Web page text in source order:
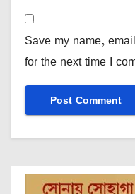
Save my name,
for the next time I